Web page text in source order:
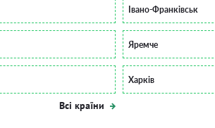
Всі країни
Івано-Франківськ
Яремче
Харків